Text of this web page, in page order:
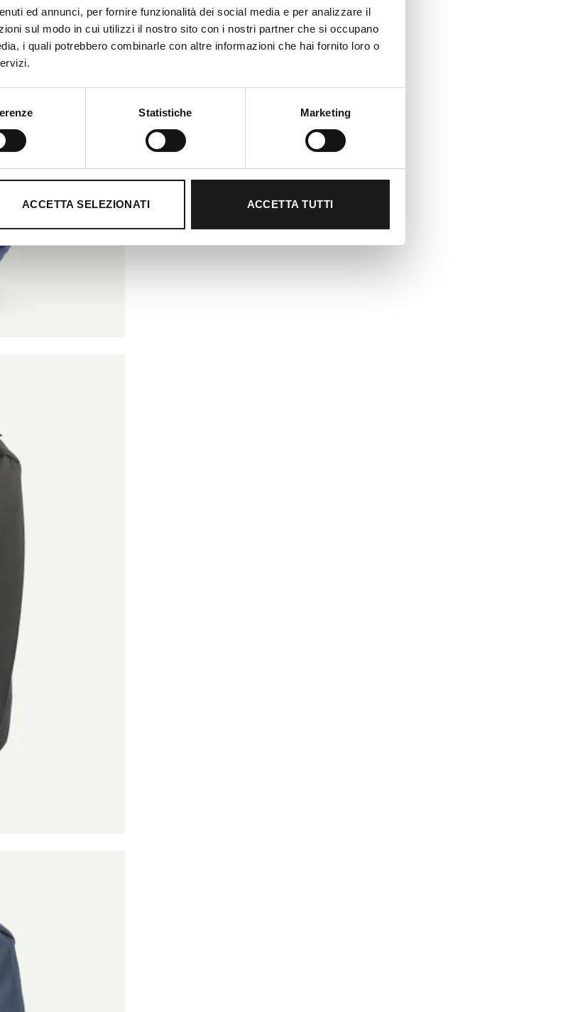
ed annunci, per fornire funzionalità dei social media e per analizzare il
sul modo in cui utilizzi il nostro sito con i nostri partner che si occupano
i quali potrebbero combinarle con altre informazioni che hai fornito loro o
Statistiche Marketing
ACCETTA SELEZIONATI ACCETTA TUTTI